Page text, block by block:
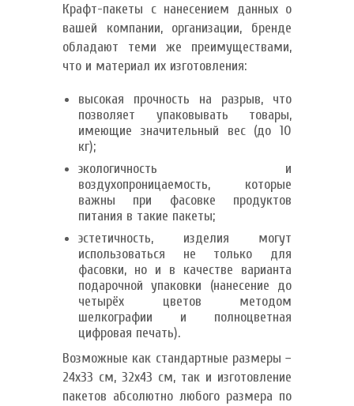
Крафт-пакеты с нанесением данных о
вашей компании, организации, бренде
обладают теми же преимуществами,
что и материал их изготовления:
высокая прочность на разрыв, что
позволяет упаковывать товары,
имеющие значительный вес (до 10
кг);
экологичность и
воздухопроницаемость, которые
важны при фасовке продуктов
питания в такие пакеты;
эстетичность, изделия могут
использоваться не только для
фасовки, но и в качестве варианта
подарочной упаковки (нанесение до
четырёх цветов методом
шелкографии и полноцветная
цифровая печать).
Возможные как стандартные размеры −
24х33 см, 32х43 см, так и изготовление
пакетов абсолютно любого размера по